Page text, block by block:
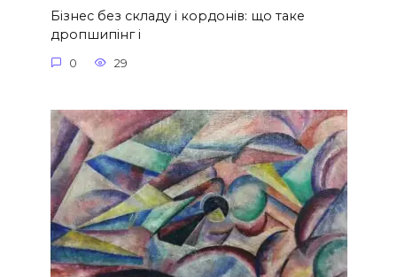
Бізнес без складу і кордонів: що таке
дропшипінг і
0 29